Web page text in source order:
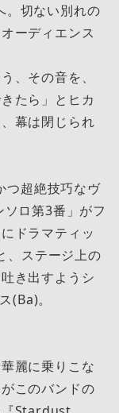
。切ない別れの
ーディエンス
、その音を、
たら」とヒカ
幕は閉じられ
つ超絶技巧なヴ
ロ第3番」がフ
ドラマティッ
、ステージ上の
き出すようシ
(Ba)。
麗に乗りこな
このバンドの